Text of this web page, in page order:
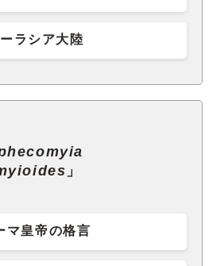
ラシア大陸
」
マ皇帝の格言